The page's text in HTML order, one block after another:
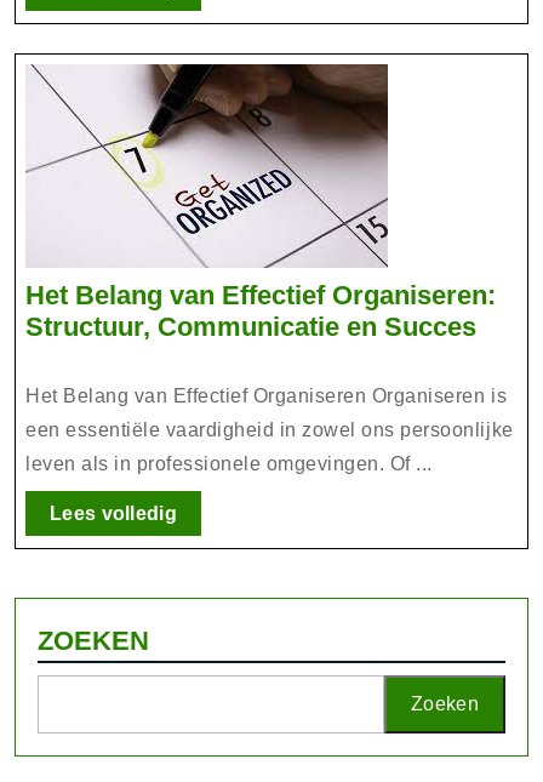
visum
voor
Nederland
volledig
Het Belang van Effectief Organiseren:
Structuur, Communicatie en SuccesHet
van
en
Het Belang van Effectief Organiseren Organiseren is
een essentiële vaardigheid in zowel ons persoonlijke
leven als in professionele omgevingen. Of ...
Lees volledigLees
volledig
ZOEKEN
Zoeken